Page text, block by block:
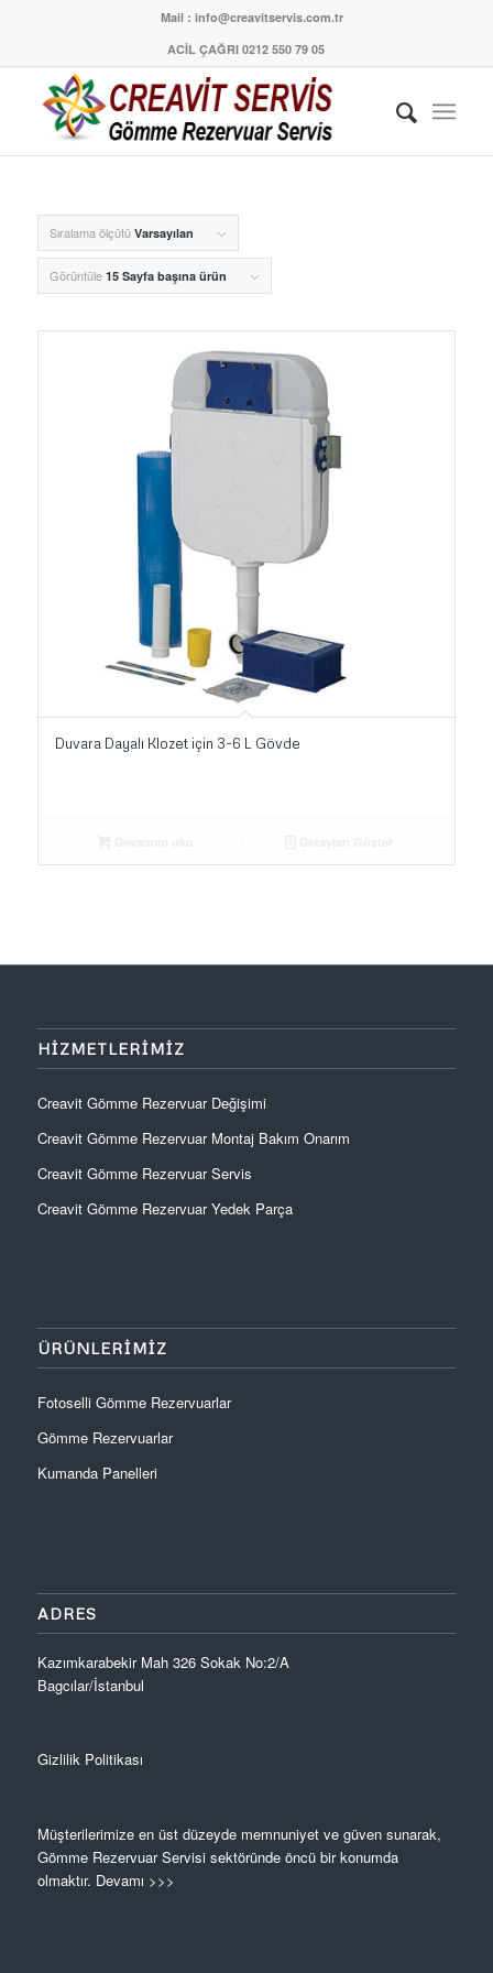
Mail : info@creavitservis.com.tr
ACİL ÇAĞRI 0212 550 79 05
Sıralama ölçütü Varsayılan
Görüntüle 15 Sayfa başına ürün
Duvara Dayalı Klozet için 3-6 L Gövde
HIZMETLERIMIZ
Creavit Gömme Rezervuar Değişimi
Creavit Gömme Rezervuar Montaj Bakım Onarım
Creavit Gömme Rezervuar Servis
Creavit Gömme Rezervuar Yedek Parça
ÜRÜNLERIMIZ
Fotoselli Gömme Rezervuarlar
Gömme Rezervuarlar
Kumanda Panelleri
ADRES
Kazımkarabekir Mah 326 Sokak No:2/A
Bagcılar/İstanbul
Gizlilik Politikası
Müşterilerimize en üst düzeyde memnuniyet ve güven sunarak,
Gömme Rezervuar Servisi sektöründe öncü bir konumda
olmaktır. Devamı >>>